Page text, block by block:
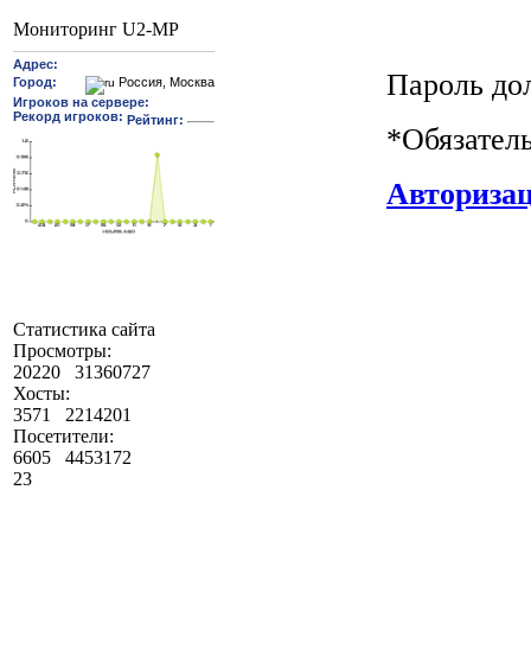
Мониторинг U2-MP
Статистика сайта
Просмотры:
20220
31360727
Хосты:
3571
2214201
Посетители:
6605
4453172
23
Пароль
*